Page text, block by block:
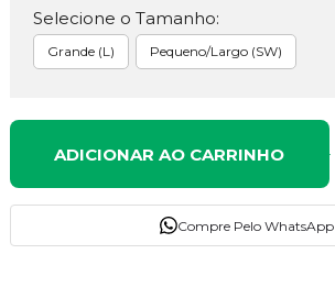
Selecione o Tamanho:
Grande (L) Pequeno/Largo (SW)
ADICIONAR AO CARRINHO
Compre Pelo WhatsApp